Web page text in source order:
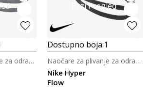
Naočare za plivanje za odrasle
Brzi Pregled
Dostupno boja:1
Nike Hyper
Flow
Naočare za plivanje za odrasle